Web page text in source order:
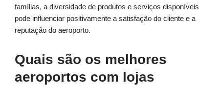
famílias, a diversidade de produtos e serviços disponíveis
pode influenciar positivamente a satisfação do cliente e a
reputação do aeroporto.
Quais são os melhores
aeroportos com lojas